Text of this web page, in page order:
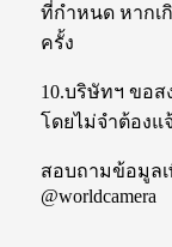
ที่กำหนด หากเ
ครั้ง
10.บริษัทฯ ขอส
โดยไม่จำต้องแ
สอบถามข้อมูลเ
@worldcamera